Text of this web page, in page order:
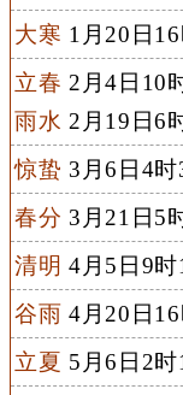
大寒 1月20日
立春 2月4日10
雨水 2月19日6
惊蛰 3月6日4
春分 3月21日5
清明 4月5日9
谷雨 4月20日
立夏 5月6日2